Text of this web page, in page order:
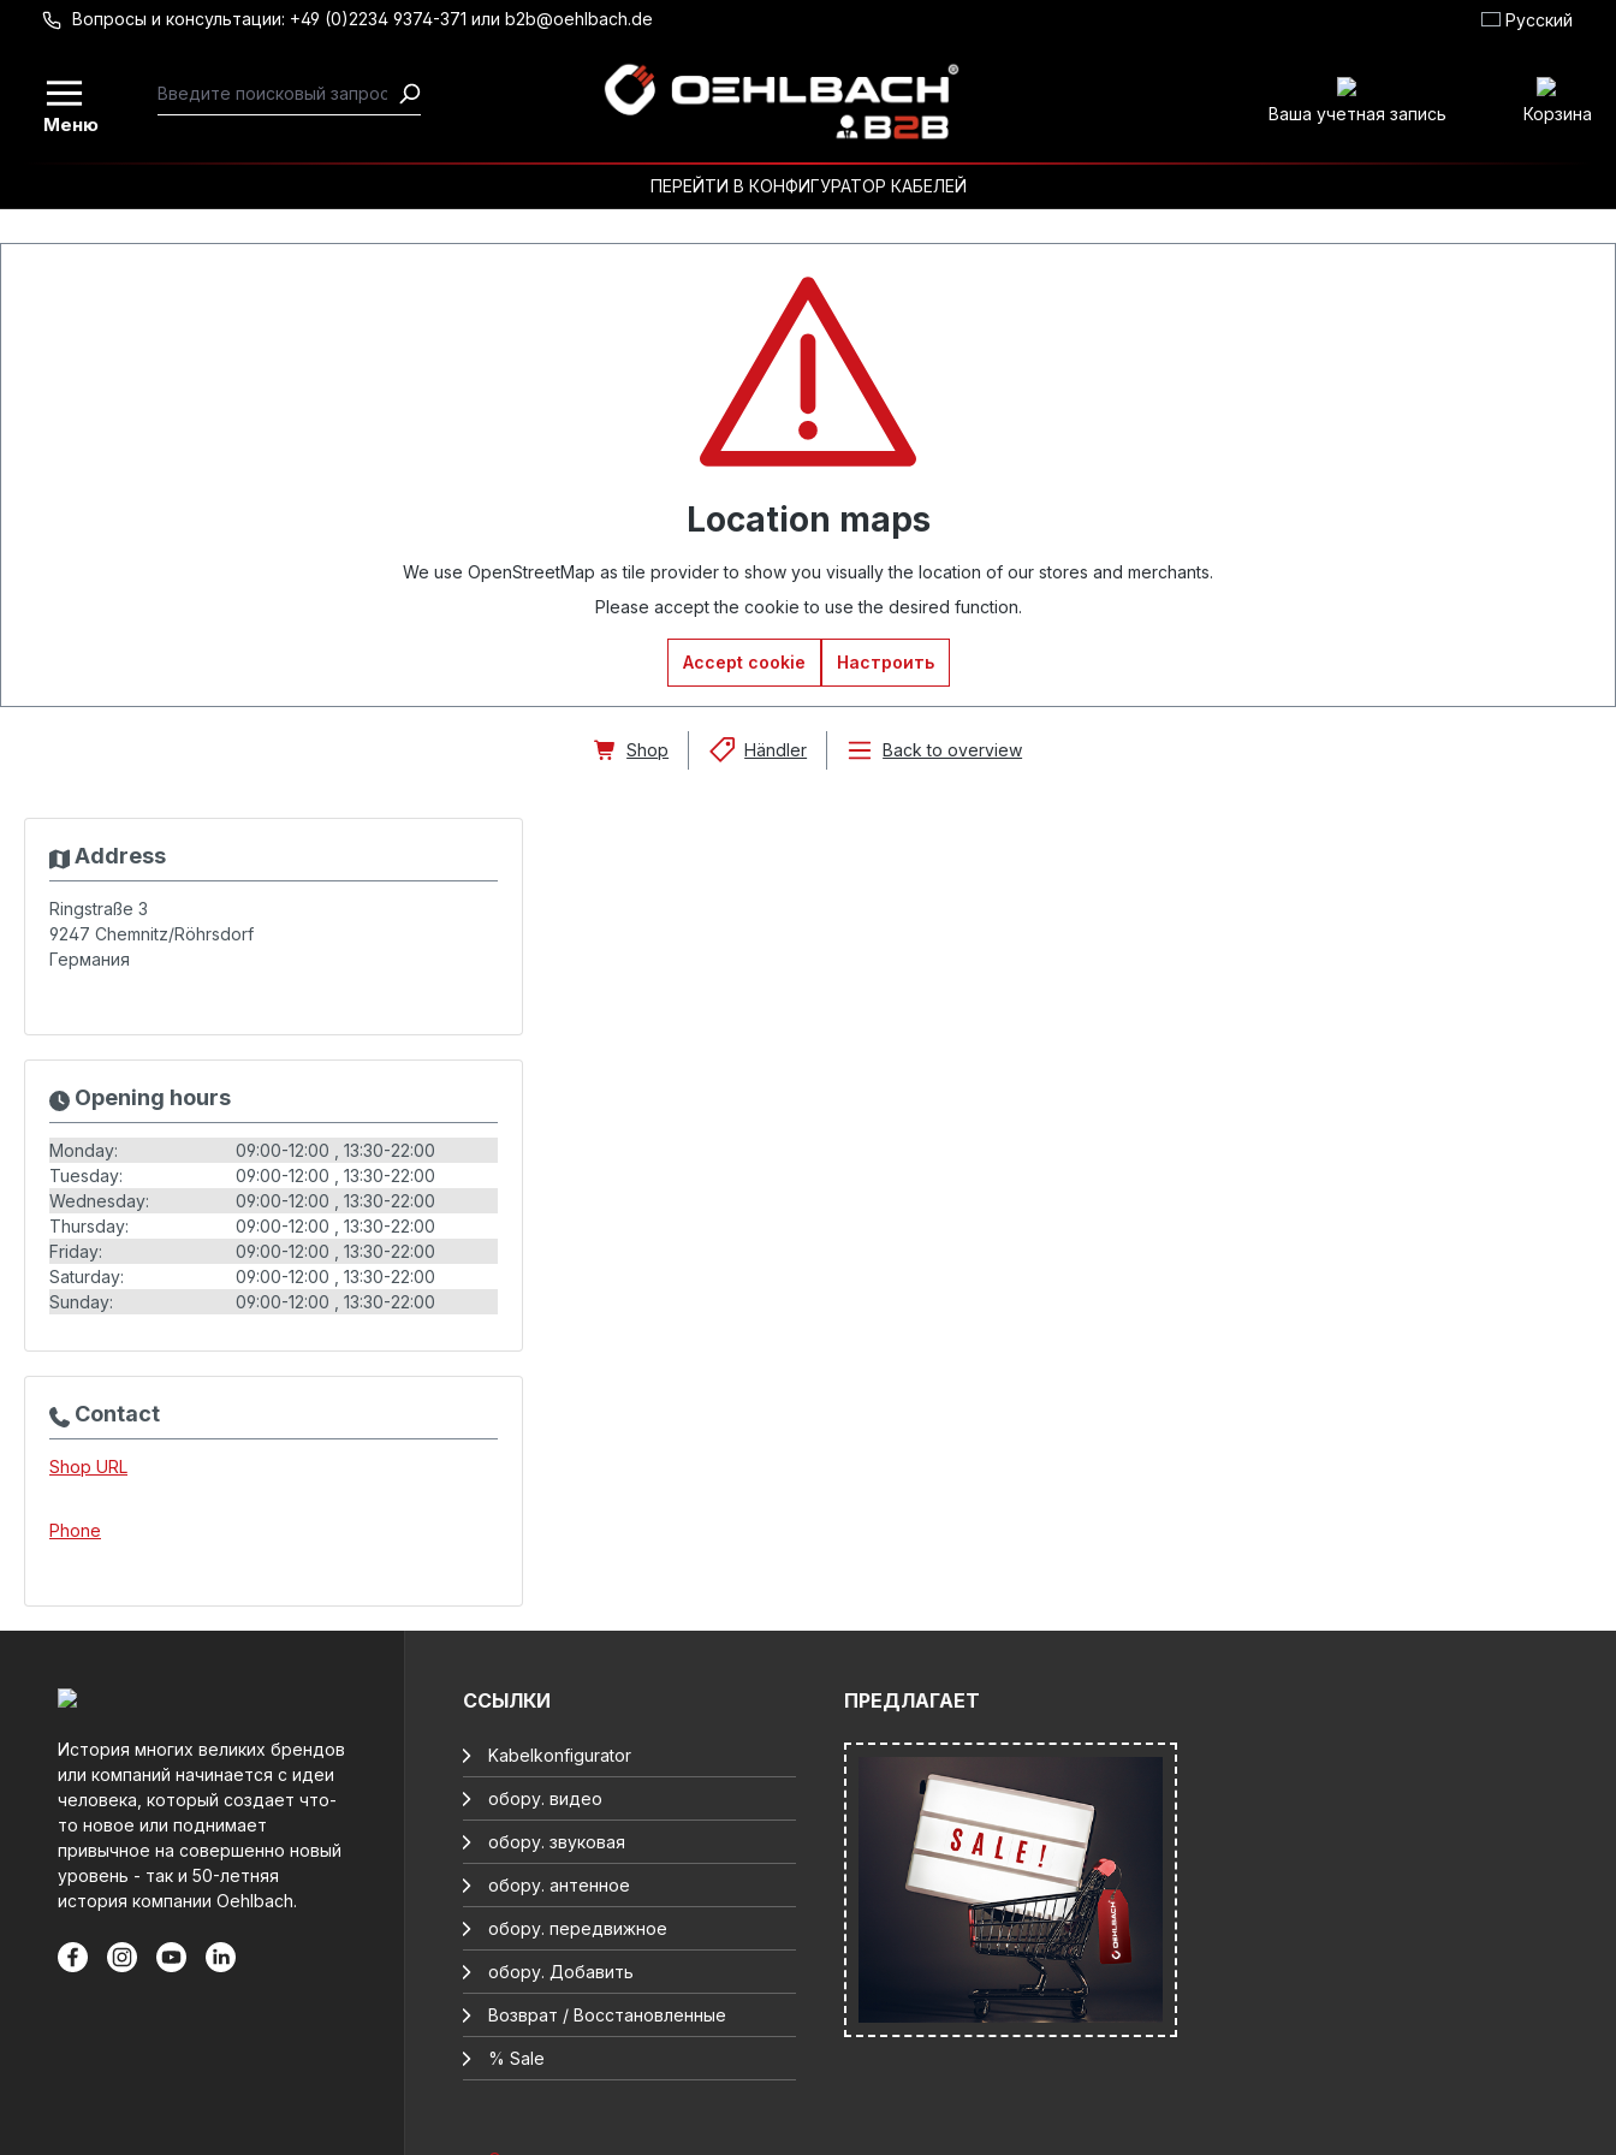
Перейти к основному содержанию
Вопросы и консультации: +49 (0)2234 9374-371 или b2b@oehlbach.de Русский
Меню Ваша учетная запись Корзина
ПЕРЕЙТИ В КОНФИГУРАТОР КАБЕЛЕЙ
Location maps
We use OpenStreetMap as tile provider to show you visually the location of our stores and merchants.
Please accept the cookie to use the desired function.
Accept cookie Настроить
Shop Händler Back to overview
Address
Ringstraße 3
9247 Chemnitz/Röhrsdorf
Германия
Opening hours
Monday: 09:00-12:00
13:30-22:00
Tuesday:
09:00-12:00
13:30-22:00
Wednesday:
09:00-12:00
13:30-22:00
Thursday:
09:00-12:00
13:30-22:00
Friday:
09:00-12:00
13:30-22:00
Saturday:
09:00-12:00
13:30-22:00
Sunday:
09:00-12:00 13:30-22:00
Contact
Shop URL
Phone
История многих великих брендов
или компаний начинается с идеи
человека, который создает что-
то новое или поднимает
привычное на совершенно новый
уровень - так и 50-летняя
история компании Oehlbach.
ССЫЛКИ
Kabelkonfigurator
обору. видео
обору. звуковая
обору. антенное
обору. передвижное
обору. Добавить
Возврат / Восстановленные
% Sale
ПРЕДЛАГАЕТ